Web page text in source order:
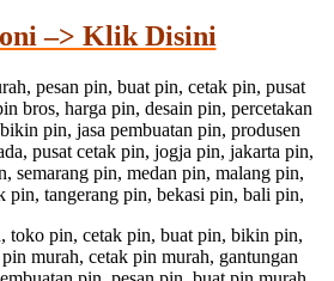
–> Klik Disini
pesan pin, buat pin, cetak pin, pusat
bros, harga pin, desain pin, percetakan
pin, jasa pembuatan pin, produsen
pusat cetak pin, jogja pin, jakarta pin,
semarang pin, medan pin, malang pin,
pin, tangerang pin, bekasi pin, bali pin,
toko pin, cetak pin, buat pin, bikin pin,
murah, cetak pin murah, gantungan